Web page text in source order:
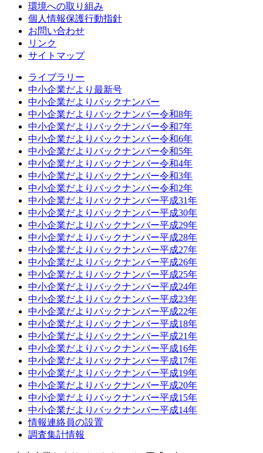
環境への取り組み
個人情報保護行動指針
お問い合わせ
リンク
サイトマップ
ライブラリー
中小企業だより最新号
中小企業だよりバックナンバー
中小企業だよりバックナンバー令和8年
中小企業だよりバックナンバー令和7年
中小企業だよりバックナンバー令和6年
中小企業だよりバックナンバー令和5年
中小企業だよりバックナンバー令和4年
中小企業だよりバックナンバー令和3年
中小企業だよりバックナンバー令和2年
中小企業だよりバックナンバー平成31年
中小企業だよりバックナンバー平成30年
中小企業だよりバックナンバー平成29年
中小企業だよりバックナンバー平成28年
中小企業だよりバックナンバー平成27年
中小企業だよりバックナンバー平成26年
中小企業だよりバックナンバー平成25年
中小企業だよりバックナンバー平成24年
中小企業だよりバックナンバー平成23年
中小企業だよりバックナンバー平成22年
中小企業だよりバックナンバー平成18年
中小企業だよりバックナンバー平成21年
中小企業だよりバックナンバー平成16年
中小企業だよりバックナンバー平成17年
中小企業だよりバックナンバー平成19年
中小企業だよりバックナンバー平成20年
中小企業だよりバックナンバー平成15年
中小企業だよりバックナンバー平成14年
情報連絡員の設置
調査集計情報